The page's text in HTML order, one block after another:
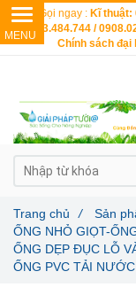
Trang chủ / Sản
ỐNG NHỎ GIỌT-
ỐNG DẸP ĐỤC LỖ
ỐNG PVC TẢI
Gọi ngay : Kĩ thuật:
0903.484.744 /
Chính sách đại